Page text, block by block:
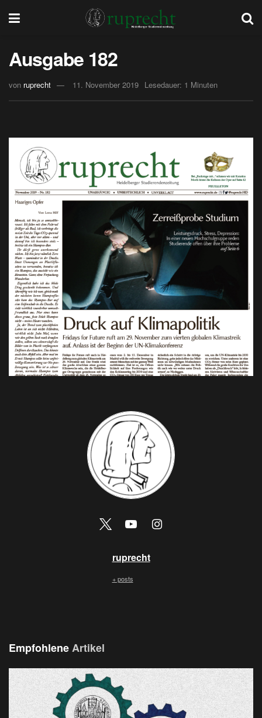
Ausgabe 182
von ruprecht 11. November 2019 Lesedauer: 1 Minuten
ruprecht
+ posts
EmpfohleneArtikel